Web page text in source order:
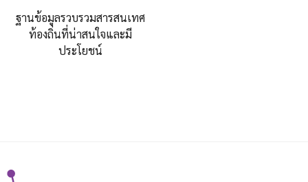
ฐานข้อมูลรวบรวมสารสนเทศ
ท้องถิ่นที่น่าสนใจและมี
ประโยชน์